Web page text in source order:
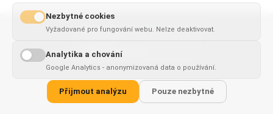
Softwarová řešení & rozšíření vytvořená s přesností. Sídlo v
Polsku, dodáváme globálně.
This page is
available in
Nezbytné cookies
Vyžadované pro fungování webu. Nelze deaktivovat.
Analytika a chování
Google Analytics - anonymizovaná data o používání.
Přijmout analýzu Pouze nezbytné